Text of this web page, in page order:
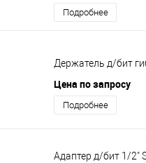
Подробнее
Держатель д/бит
Цена по запросу
Подробнее
Адаптер д/бит 1/2"